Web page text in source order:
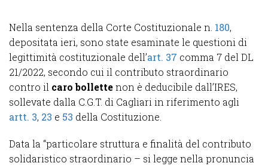
Nella sentenza della Corte Costituzionale n. 180,
depositata ieri, sono state esaminate le questioni di
legittimità costituzionale dell’art. 37 comma 7 del DL
21/2022, secondo cui il contributo straordinario
contro il caro bollettenon è deducibile dall’IRES,
sollevate dalla C.G.T. di Cagliari in riferimento agli
artt. 3, 23 e 53 della Costituzione.
Data la “particolare struttura e finalità del contributo
solidaristico straordinario – si legge nella pronuncia